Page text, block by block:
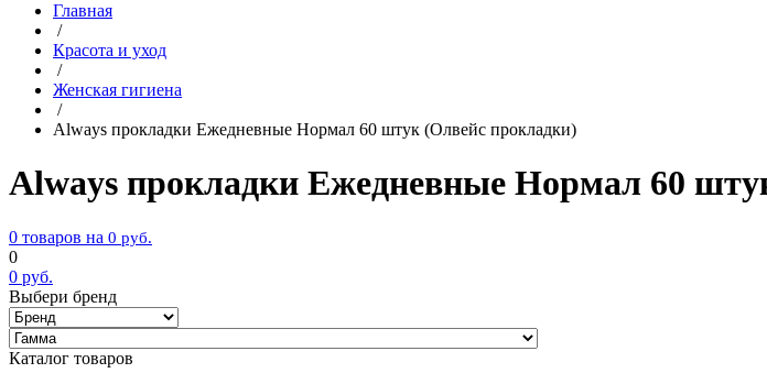
Главная
/
Красота и уход
/
Женская гигиена
/
Always прокладки Ежедневные Нормал 60 штук (Олвейс прокладки)
Always прокладки Ежедневные Нормал 60
0 товаров на 0 руб.
0
0 руб.
Выбери бренд
Каталог товаров